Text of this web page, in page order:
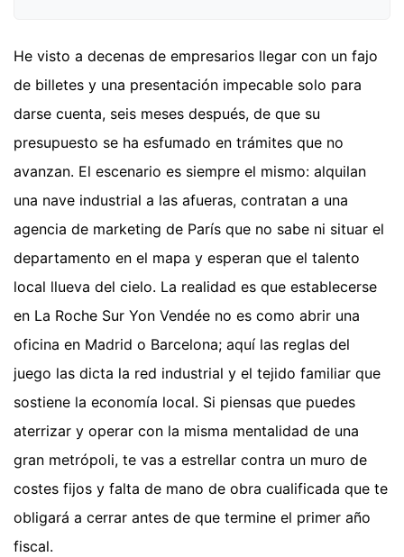
He visto a decenas de empresarios llegar con un fajo
de billetes y una presentación impecable solo para
darse cuenta, seis meses después, de que su
presupuesto se ha esfumado en trámites que no
avanzan. El escenario es siempre el mismo: alquilan
una nave industrial a las afueras, contratan a una
agencia de marketing de París que no sabe ni situar el
departamento en el mapa y esperan que el talento
local llueva del cielo. La realidad es que establecerse
en La Roche Sur Yon Vendée no es como abrir una
oficina en Madrid o Barcelona; aquí las reglas del
juego las dicta la red industrial y el tejido familiar que
sostiene la economía local. Si piensas que puedes
aterrizar y operar con la misma mentalidad de una
gran metrópoli, te vas a estrellar contra un muro de
costes fijos y falta de mano de obra cualificada que te
obligará a cerrar antes de que termine el primer año
fiscal.